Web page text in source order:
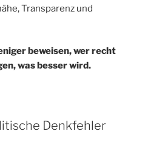
Transparenz und
beweisen, wer recht
was besser wird.
Denkfehler